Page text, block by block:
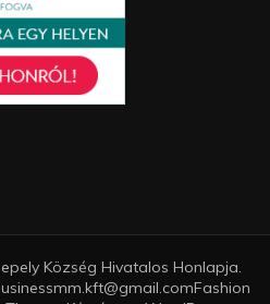
Község Hivatalos Honlapja.
Fashion